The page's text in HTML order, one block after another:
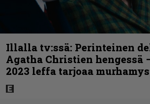
Illalla tv:ssä: Perinteinen
Agatha Christien hengessä
2023 leffa tarjoaa